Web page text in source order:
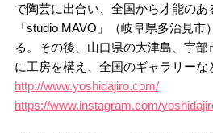
で陶芸に出合い、全国から才能のあ
「studio MAVO」（岐阜県多治見
る。その後、山口県の大津島、宇
に工房を構え、全国のギャラリーな
http://www.yoshidajiro.com/
https://www.instagram.com/